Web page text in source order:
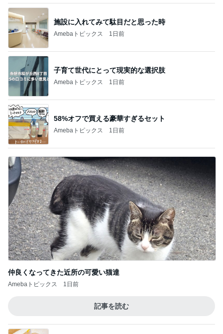
施設に入れてみて駄目だと思った時
Amebaトピックス 1日前
子育て世代にとって現実的な選択肢
Amebaトピックス 1日前
58%オフで買える豪華すぎるセット
Amebaトピックス 1日前
仲良くなってきた近所の可愛い猫達
Amebaトピックス 1日前
記事を読む